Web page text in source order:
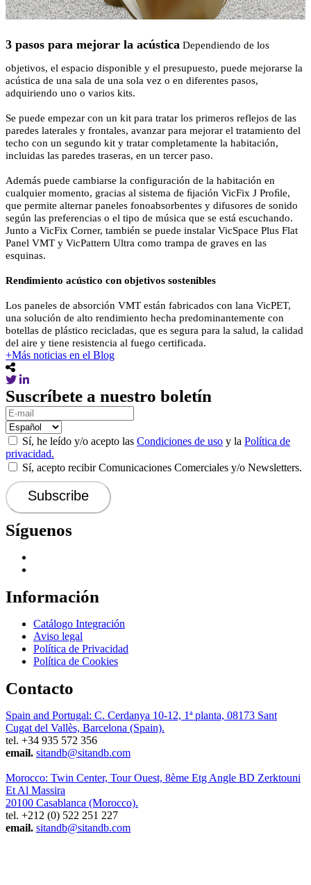
3 pasos para mejorar la acústica Dependiendo de los
objetivos, el espacio disponible y el presupuesto, puede mejorarse la
acústica de una sala de una sola vez o en diferentes pasos,
adquiriendo uno o varios kits.
Se puede empezar con un kit para tratar los primeros reflejos de las
paredes laterales y frontales, avanzar para mejorar el tratamiento del
techo con un segundo kit y tratar completamente la habitación,
incluidas las paredes traseras, en un tercer paso.
Además puede cambiarse la configuración de la habitación en
cualquier momento, gracias al sistema de ﬁjación VicFix J Proﬁle,
que permite alternar paneles fonoabsorbentes y difusores de sonido
según las preferencias o el tipo de música que se está escuchando.
Junto a VicFix Corner, también se puede instalar VicSpace Plus Flat
Panel VMT y VicPattern Ultra como trampa de graves en las
esquinas.
Rendimiento acústico con objetivos sostenibles
Los paneles de absorción VMT están fabricados con lana VicPET,
una solución de alto rendimiento hecha predominantemente con
botellas de plástico recicladas, que es segura para la salud, la calidad
del aire y tiene resistencia al fuego certificada.
+Más noticias en el Blog
Suscríbete a nuestro boletín
Sí, he leído y/o acepto las Condiciones de uso y la Política de
privacidad.
Sí, acepto recibir Comunicaciones Comerciales y/o Newsletters.
Síguenos
Información
Catálogo Integración
Aviso legal
Política de Privacidad
Política de Cookies
Contacto
Spain and Portugal: C. Cerdanya 10-12, 1ª planta, 08173 Sant
Cugat del Vallès, Barcelona (Spain).
tel. +34 935 572 356
email. sitandb@sitandb.com
Morocco: Twin Center, Tour Ouest, 8ème Etg Angle BD Zerktouni
Et Al Massira
20100 Casablanca (Morocco).
tel. +212 (0) 522 251 227
email. sitandb@sitandb.com